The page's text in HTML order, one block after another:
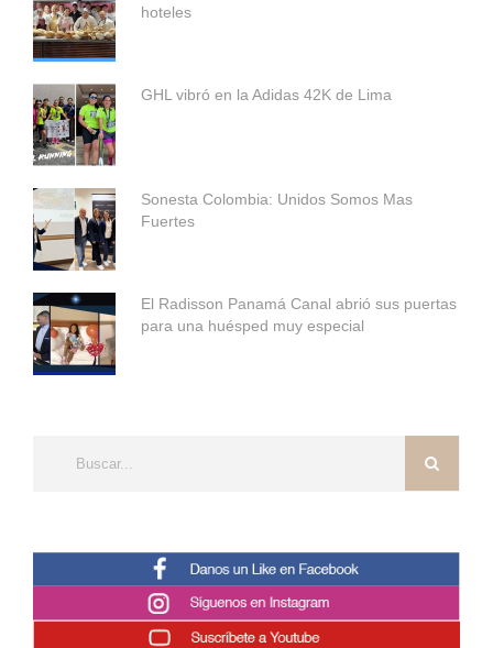
hoteles
GHL vibró en la Adidas 42K de Lima
Sonesta Colombia: Unidos Somos Mas
Fuertes
El Radisson Panamá Canal abrió sus puertas
para una huésped muy especial